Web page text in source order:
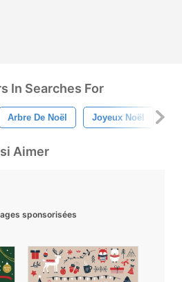
In Searches For
Arbre De Noël Joyeux Noël
Aimer
sponsorisées